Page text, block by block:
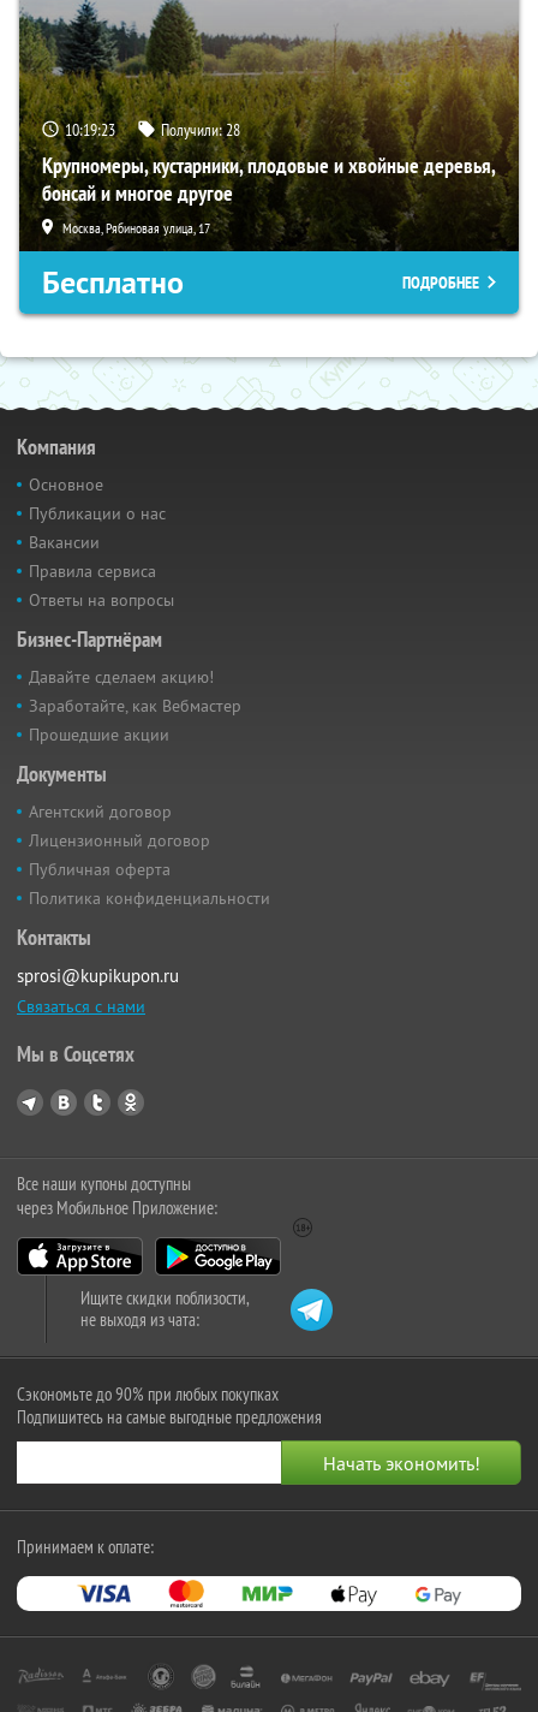
10:19:22 Получили:28
Крупномеры, кустарники, плодовые и хвойные деревья,
бонсай и многое другое
Москва, Рябиновая улица, 17
Бесплатно ПОДРОБНЕЕ
Компания
Основное
Публикации о нас
Вакансии
Правила сервиса
Ответы на вопросы
Бизнес-Партнёрам
Давайте сделаем акцию!
Заработайте, как Вебмастер
Прошедшие акции
Документы
Агентский договор
Лицензионный договор
Публичная оферта
Политика конфиденциальности
Контакты
sprosi@kupikupon.ru
Связаться с нами
Мы в Соцсетях
Все наши купоны доступны
через Мобильное Приложение:
Ищите скидки поблизости,
не выходя из чата:
Сэкономьте до 90% при любых покупках
Подпишитесь на самые выгодные предложения
Принимаем к оплате: